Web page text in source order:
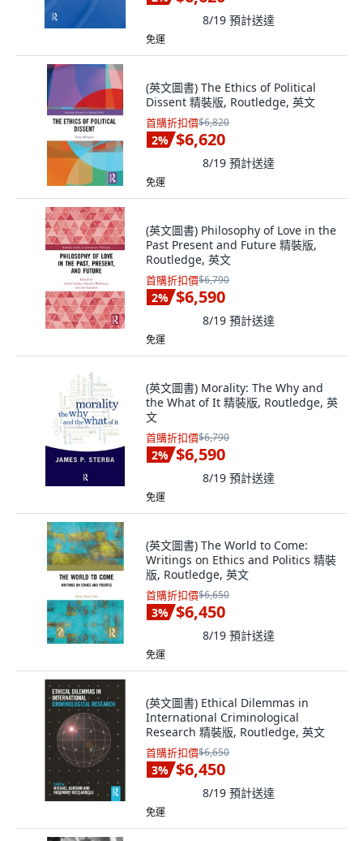
8/19 預計送達
免運
(英文圖書) The Ethics of Political
Dissent 精裝版, Routledge, 英文
首購折扣價$6,820
2% $6,620
8/19 預計送達
免運
(英文圖書) Philosophy of Love in the
Past Present and Future 精裝版,
Routledge, 英文
首購折扣價$6,790
2% $6,590
8/19 預計送達
免運
(英文圖書) Morality: The Why and
the What of It 精裝版, Routledge, 英
文
首購折扣價$6,790
2% $6,590
8/19 預計送達
免運
(英文圖書) The World to Come:
Writings on Ethics and Politics 精裝
版, Routledge, 英文
首購折扣價$6,650
3% $6,450
8/19 預計送達
免運
(英文圖書) Ethical Dilemmas in
International Criminological
Research 精裝版, Routledge, 英文
首購折扣價$6,650
3% $6,450
8/19 預計送達
免運